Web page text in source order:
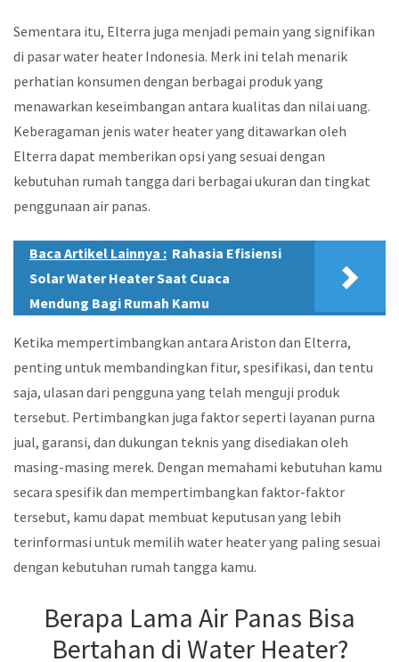
Sementara itu, Elterra juga menjadi pemain yang signifikan
di pasar water heater Indonesia. Merk ini telah menarik
perhatian konsumen dengan berbagai produk yang
menawarkan keseimbangan antara kualitas dan nilai uang.
Keberagaman jenis water heater yang ditawarkan oleh
Elterra dapat memberikan opsi yang sesuai dengan
kebutuhan rumah tangga dari berbagai ukuran dan tingkat
penggunaan air panas.
Baca Artikel Lainnya : Rahasia Efisiensi
Solar Water Heater Saat Cuaca
Mendung Bagi Rumah Kamu
Ketika mempertimbangkan antara Ariston dan Elterra,
penting untuk membandingkan fitur, spesifikasi, dan tentu
saja, ulasan dari pengguna yang telah menguji produk
tersebut. Pertimbangkan juga faktor seperti layanan purna
jual, garansi, dan dukungan teknis yang disediakan oleh
masing-masing merek. Dengan memahami kebutuhan kamu
secara spesifik dan mempertimbangkan faktor-faktor
tersebut, kamu dapat membuat keputusan yang lebih
terinformasi untuk memilih water heater yang paling sesuai
dengan kebutuhan rumah tangga kamu.
Berapa Lama Air Panas Bisa
Bertahan di Water Heater?